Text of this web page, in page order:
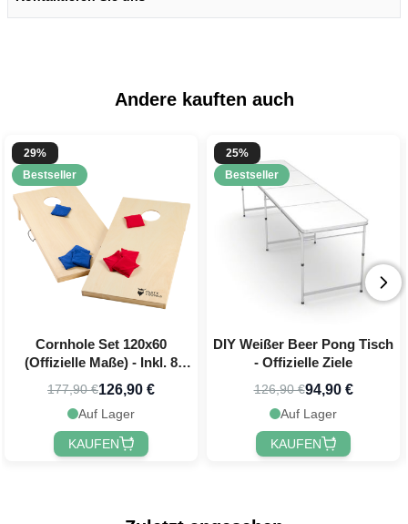
Andere kauften auch
29%
Bestseller
Cornhole Set 120x60
(Offizielle Maße) - Inkl. 8
Wurfbeutel PartyVikings
177,90 €126,90 €
Auf Lager
KAUFEN
25%
Bestseller
DIY Weißer Beer Pong Tisch
- Offizielle Ziele
126,90 €94,90 €
Auf Lager
KAUFEN